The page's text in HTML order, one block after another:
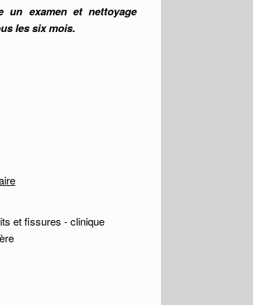
un examen et nettoyage
les six mois.